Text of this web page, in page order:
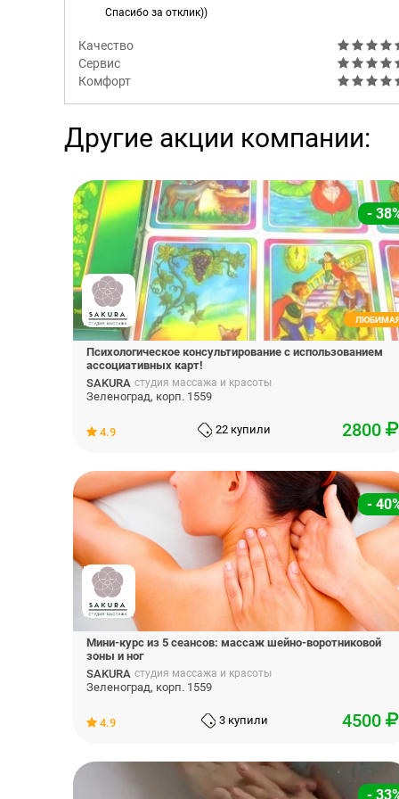
Спасибо за отклик))
Качество
Сервис
Комфорт
Другие акции компании:
-
Психологическое консультирование с использованием
ассоциативных карт!
SAKURA студия массажа и красоты
Зеленоград, корп. 1559
4.9 22 купили 2800
-
Мини-курс из 5 сеансов: массаж шейно-воротниковой
зоны и ног
SAKURA студия массажа и красоты
Зеленоград, корп. 1559
4.9 3 купили 4500
-